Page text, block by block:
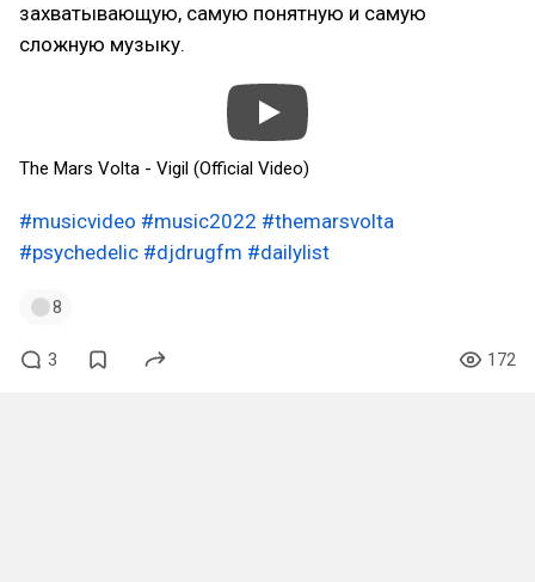
захватывающую, самую понятную и самую
сложную музыку.
The Mars Volta - Vigil (Official Video)
#musicvideo #music2022 #themarsvolta
#psychedelic #djdrugfm #dailylist
8
3 172